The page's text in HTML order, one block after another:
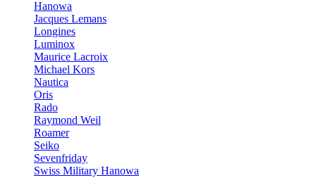
Hanowa
Jacques Lemans
Longines
Luminox
Maurice Lacroix
Michael Kors
Nautica
Oris
Rado
Raymond Weil
Roamer
Seiko
Sevenfriday
Swiss Military Hanowa